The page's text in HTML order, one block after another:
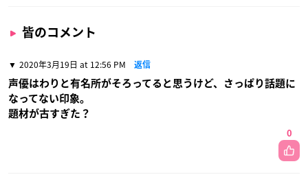
皆のコメント
2020年3月19日 at 12:56 PM 返信
声優はわりと有名所がそろってると思うけど、さっぱり話題に
なってない印象。
題材が古すぎた？
0